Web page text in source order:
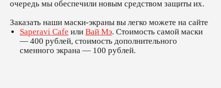
очередь мы обеспечили новым средством защиты их.
Заказать наши маски-экраны вы легко можете на сайте
Saperavi Cafe или Вай Мэ. Стоимость самой маски
— 400 рублей, стоимость дополнительного
сменного экрана — 100 рублей.
Вай Мэ - сеть грузинских закусочных
Сделали сайтarka buro
© 2014-2024. Все права защищены
Политика конфиденциальности